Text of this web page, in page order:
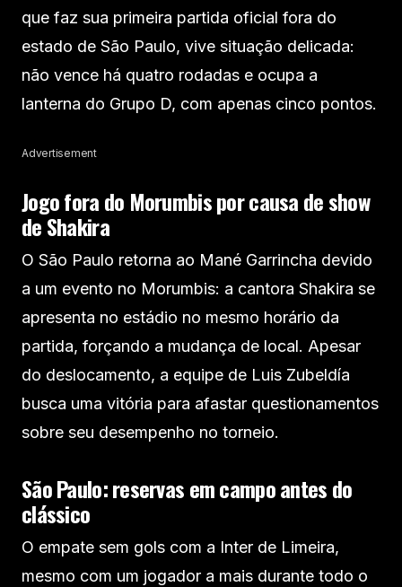
que faz sua primeira partida oficial fora do
estado de São Paulo, vive situação delicada:
não vence há quatro rodadas e ocupa a
lanterna do Grupo D, com apenas cinco pontos.
Advertisement
Jogo fora do Morumbis por causa de show
de Shakira
O São Paulo retorna ao Mané Garrincha devido
a um evento no Morumbis: a cantora Shakira se
apresenta no estádio no mesmo horário da
partida, forçando a mudança de local. Apesar
do deslocamento, a equipe de Luis Zubeldía
busca uma vitória para afastar questionamentos
sobre seu desempenho no torneio.
São Paulo: reservas em campo antes do
clássico
O empate sem gols com a Inter de Limeira,
mesmo com um jogador a mais durante todo o